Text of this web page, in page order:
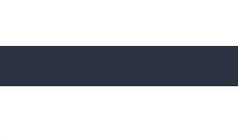
los próximos dos años
Palencia
de Seguridad – Informes